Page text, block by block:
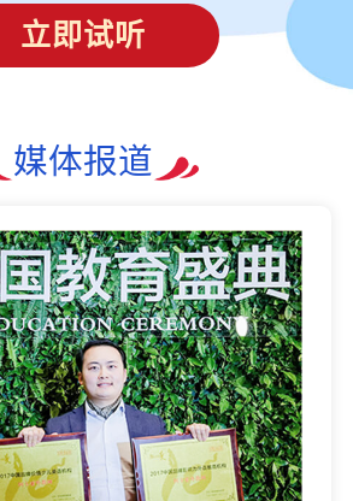
立即试听
媒体报道